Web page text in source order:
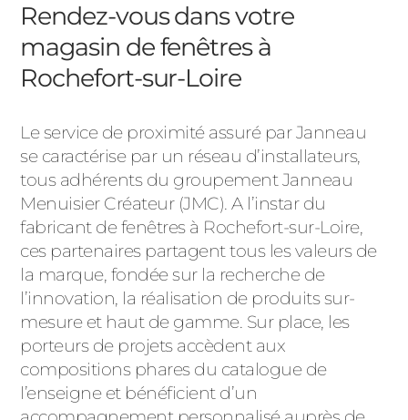
Rendez-vous dans votre
magasin de fenêtres à
Rochefort-sur-Loire
Le service de proximité assuré par Janneau
se caractérise par un réseau d’installateurs,
tous adhérents du groupement Janneau
Menuisier Créateur (JMC). A l’instar du
fabricant de fenêtres à Rochefort-sur-Loire,
ces partenaires partagent tous les valeurs de
la marque, fondée sur la recherche de
l’innovation, la réalisation de produits sur-
mesure et haut de gamme. Sur place, les
porteurs de projets accèdent aux
compositions phares du catalogue de
l’enseigne et bénéficient d’un